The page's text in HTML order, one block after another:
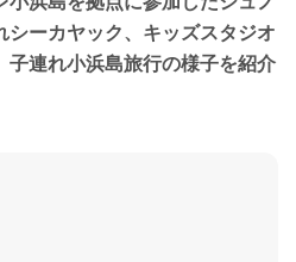
シーカヤック、キッズスタジオ
子連れ小浜島旅行の様子を紹介